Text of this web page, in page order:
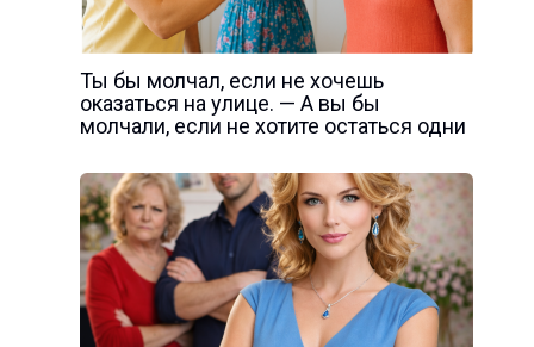
Ты бы молчал, если не хочешь
оказаться на улице. — А вы бы
молчали, если не хотите остаться одни